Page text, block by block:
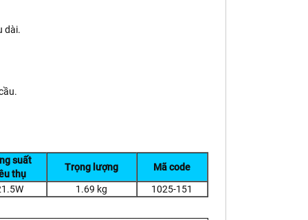
dài.
suất
thụ
Trọng lượng
Mã code
1.69 kg 1025-151